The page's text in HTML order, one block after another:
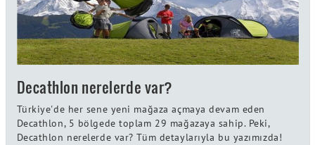
Decathlon nerelerde var?
Türkiye'de her sene yeni mağaza açmaya devam eden
Decathlon, 5 bölgede toplam 29 mağazaya sahip. Peki,
Decathlon nerelerde var? Tüm detaylarıyla bu yazımızda!